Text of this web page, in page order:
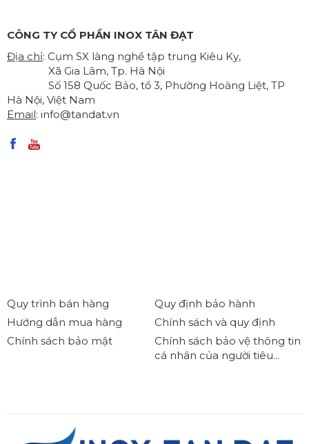
CÔNG TY CỔ PHẦN INOX TÂN ĐẠT
Địa chỉ: Cụm SX làng nghề tập trung Kiêu Kỵ,
Xã Gia Lâm, Tp. Hà Nội
Số 158 Quốc Bảo, tổ 3, Phường Hoàng Liệt, TP
Hà Nội, Việt Nam
Email: info@tandat.vn
Quy trình bán hàng
Hướng dẫn mua hàng
Chính sách bảo mật
Quy định bảo hành
Chính sách và quy định
Chính sách bảo vệ thông tin
cá nhân của người tiêu...